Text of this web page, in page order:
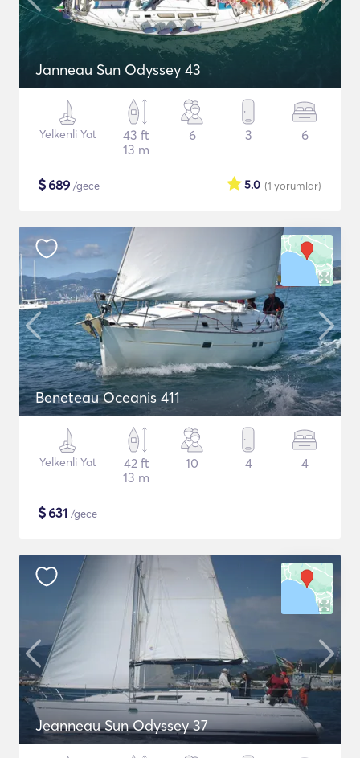
Janneau Sun Odyssey 43
Yelkenli Yat
43 ft
13 m
6 3 6
$689 /gece (1 yorumlar)
5.0
Beneteau Oceanis 411
Yelkenli Yat
42 ft
13 m
10 4 4
$631 /gece
Jeanneau Sun Odyssey 37